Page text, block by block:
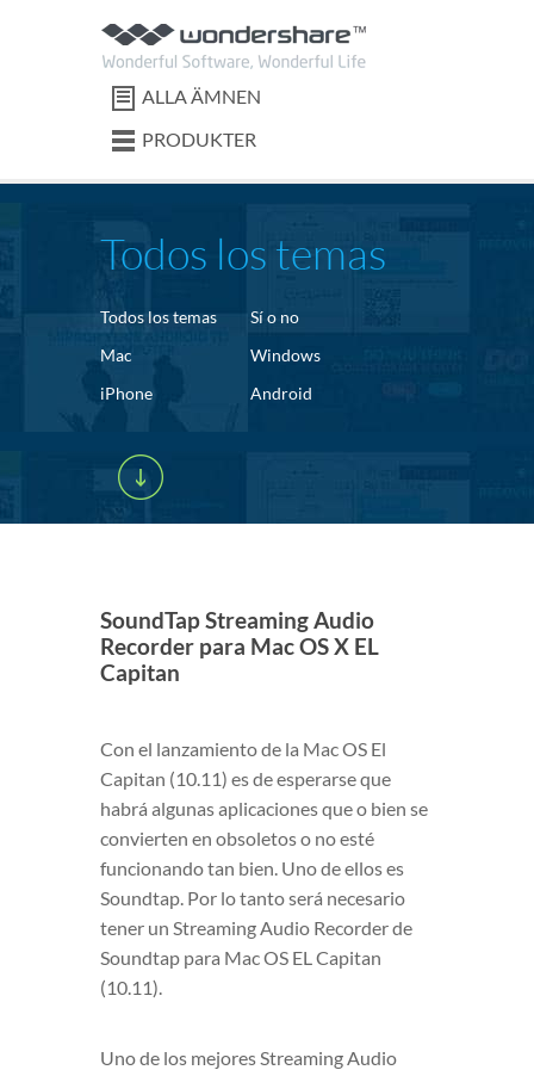
ALLA ÄMNEN
PRODUKTER
Todos los temas
Todos los temas
Sí o no
Mac
Windows
iPhone
Android
SoundTap Streaming Audio
Recorder para Mac OS X EL
Capitan
Con el lanzamiento de la Mac OS El
Capitan (10.11) es de esperarse que
habrá algunas aplicaciones que o bien se
convierten en obsoletos o no esté
funcionando tan bien. Uno de ellos es
Soundtap. Por lo tanto será necesario
tener un Streaming Audio Recorder de
Soundtap para Mac OS EL Capitan
(10.11).
Uno de los mejores Streaming Audio